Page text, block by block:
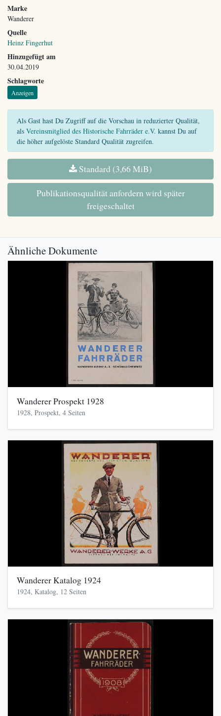
Marke
Wanderer
Quelle
Heinz Fingerhut
Hinzugefügt am
30.04.2019
Schlagworte
Anzeigen
Als Gast hast Du Zugriff auf die Vorschau in reduzierter Qualität,
als Vereinsmitglied des Historische Fahrräder e.V. kannst Du auf
die höher aufgelöste Standard Qualität zugreifen.
Standard (3,66 MiB)
Publikationsqualität anfordern wird später
freigeschaltet
Ähnliche Dokumente
Wanderer Prospekt 1928
1928, Prospekt, 4 Seiten
Wanderer Katalog 1924
1924, Katalog, 12 Seiten